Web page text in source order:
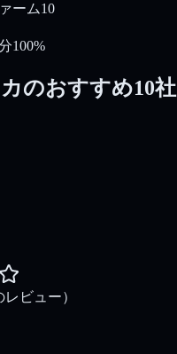
ーム10
100%
のおすすめ10社
レビュー）